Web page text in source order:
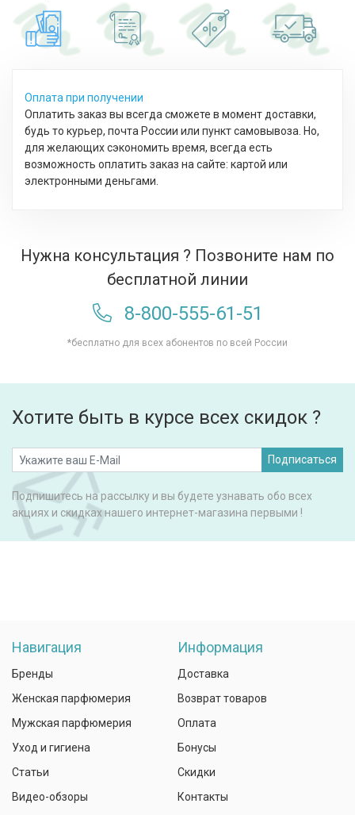
Оплата при получении
Оплатить заказ вы всегда сможете в момент доставки,
будь то курьер, почта России или пункт самовывоза. Но,
для желающих сэкономить время, всегда есть
возможность оплатить заказ на сайте: картой или
электронными деньгами.
Нужна консультация ? Позвоните нам по
бесплатной линии
8-800-555-61-51
*бесплатно для всех абонентов по всей России
Хотите быть в курсе всех скидок ?
Подписаться
Подпишитесь на рассылку и вы будете узнавать обо всех
акциях и скидках нашего интернет-магазина первыми !
Навигация
Бренды
Женская парфюмерия
Мужская парфюмерия
Уход и гигиена
Статьи
Видео-обзоры
Информация
Доставка
Возврат товаров
Оплата
Бонусы
Скидки
Контакты